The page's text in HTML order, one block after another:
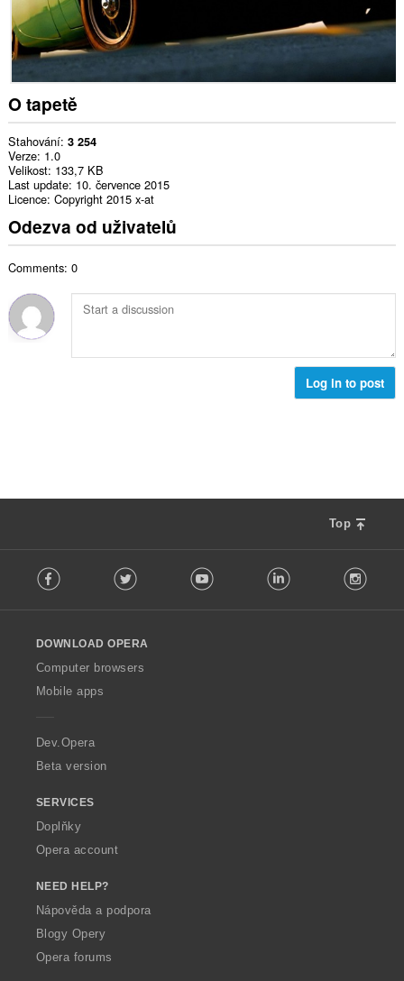
O tapetě
Stahování 3 254
Verze 1.0
Velikost 133,7 KB
Last update 10. července 2015
Licence Copyright 2015 x-at
Odezva od uživatelů
Comments: 0
Log in to post
Top
o
w
O
p
a
Facebook Twitter Youtube LinkedIn
DOWNLOAD OPERA
Computer browsers
Mobile apps
Dev.Opera
Beta version
SERVICES
Doplňky
Opera account
NEED HELP?
Nápověda a podpora
Blogy Opery
Opera forums